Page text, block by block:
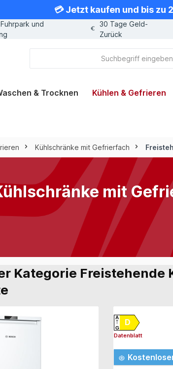
💳 Jetzt kaufen und bis zu
und
30 Tage Geld-
Zurück
& Trocknen Kühlen & Gefrieren
Kühlschränke mit Gefrierfach
mit
Kategorie
D
A
G
Datenblatt